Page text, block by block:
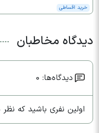
خرید اقساطی
دیدگاه مخاطبان
دیدگاه‌ها: 0
اولین نفری باشید که